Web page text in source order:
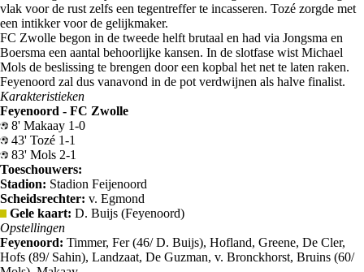
vlak voor de rust zelfs een tegentreffer te incasseren. Tozé zorgde met
een intikker voor de gelijkmaker.
FC Zwolle begon in de tweede helft brutaal en had via Jongsma en
Boersma een aantal behoorlijke kansen. In de slotfase wist Michael
Mols de beslissing te brengen door een kopbal het net te laten raken.
Feyenoord zal dus vanavond in de pot verdwijnen als halve finalist.
Karakteristieken
Feyenoord - FC Zwolle
8' Makaay 1-0
43' Tozé 1-1
83' Mols 2-1
Toeschouwers:
Stadion: Stadion Feijenoord
Scheidsrechter: v. Egmond
Gele kaart: D. Buijs (Feyenoord)
Opstellingen
Feyenoord: Timmer, Fer (46/ D. Buijs), Hofland, Greene, De Cler,
Hofs (89/ Sahin), Landzaat, De Guzman, v. Bronckhorst, Bruins (60/